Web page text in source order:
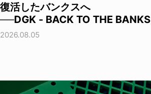
復活したバンクスへ
──DGK - BACK TO THE BANKS
2026.08.05